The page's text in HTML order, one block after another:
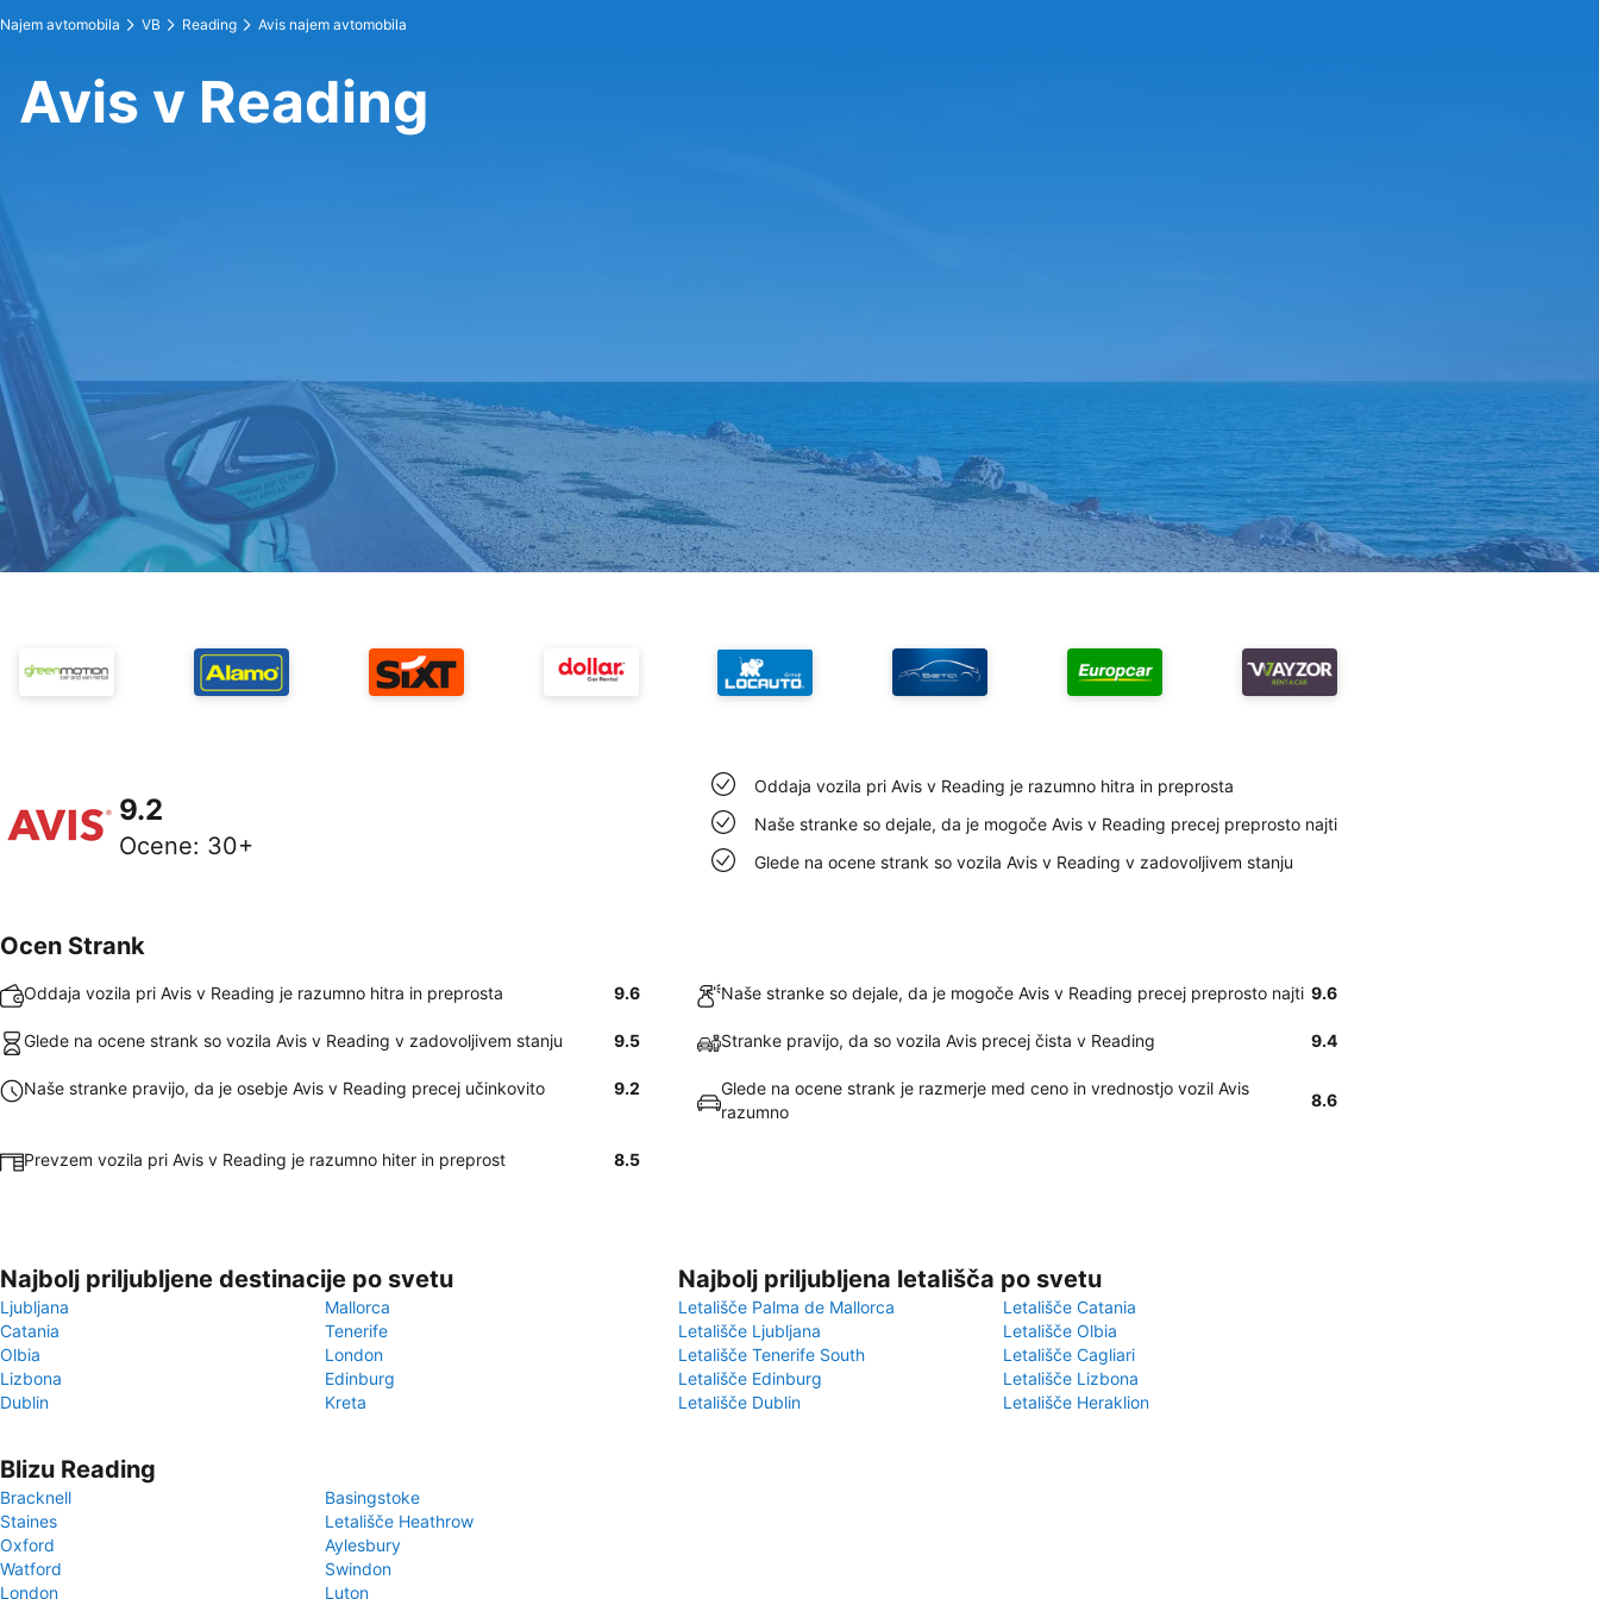
Najem avtomobila VB Reading Avis najem avtomobila
Avis v Reading
9.2
Ocene: 30+
Oddaja vozila pri Avis v Reading je razumno hitra in preprosta
Naše stranke so dejale, da je mogoče Avis v Reading precej preprosto najti
Glede na ocene strank so vozila Avis v Reading v zadovoljivem stanju
Ocen Strank
Oddaja vozila pri Avis v Reading je razumno hitra in preprosta 9.6 Naše stranke so dejale, da je mogoče Avis v Reading precej preprosto najti 9.6
Glede na ocene strank so vozila Avis v Reading v zadovoljivem stanju 9.5 Stranke pravijo, da so vozila Avis precej čista v Reading 9.4
Naše stranke pravijo, da je osebje Avis v Reading precej učinkovito 9.2
Glede na ocene strank je razmerje med ceno in vrednostjo vozil Avis
razumno
8.6
Prevzem vozila pri Avis v Reading je razumno hiter in preprost 8.5
Najbolj priljubljene destinacije po svetu
Ljubljana
Mallorca
Catania
Tenerife
Olbia
London
Lizbona
Edinburg
Dublin
Kreta
Najbolj priljubljena letališča po svetu
Letališče Palma de Mallorca
Letališče Catania
Letališče Ljubljana
Letališče Olbia
Letališče Tenerife South
Letališče Cagliari
Letališče Edinburg
Letališče Lizbona
Letališče Dublin
Letališče Heraklion
Blizu Reading
Bracknell
Basingstoke
Staines
Letališče Heathrow
Oxford
Aylesbury
Watford
Swindon
London
Luton